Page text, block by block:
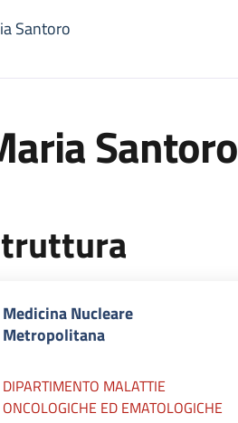
Santoro
Santoro
Medicina Nucleare
Metropolitana
DIPARTIMENTO MALATTIE
ONCOLOGICHE ED EMATOLOGICHE